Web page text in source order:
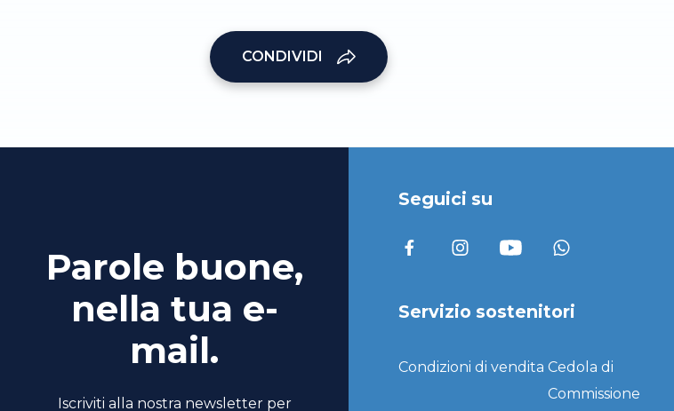
CONDIVIDI
Parole buone,
nella tua e-
mail.
Iscriviti alla nostra newsletter per
Seguici su
Servizio sostenitori
Condizioni di vendita Cedola di
Commissione